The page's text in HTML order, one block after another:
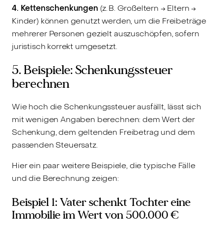
4. Kettenschenkungen (z. B. Großeltern → Eltern →
Kinder) können genutzt werden, um die Freibeträge
mehrerer Personen gezielt auszuschöpfen, sofern
juristisch korrekt umgesetzt.
5. Beispiele: Schenkungssteuer
berechnen
Wie hoch die Schenkungssteuer ausfällt, lässt sich
mit wenigen Angaben berechnen: dem Wert der
Schenkung, dem geltenden Freibetrag und dem
passenden Steuersatz.
Hier ein paar weitere Beispiele, die typische Fälle
und die Berechnung zeigen:
Beispiel 1: Vater schenkt Tochter eine
Immobilie im Wert von 500.000 €